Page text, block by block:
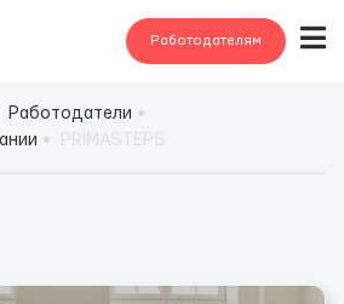
Работодателям
Работодатели